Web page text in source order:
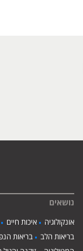
נושאים
אונקולוגיה איכות חיים
בריאות הלב
בריאות